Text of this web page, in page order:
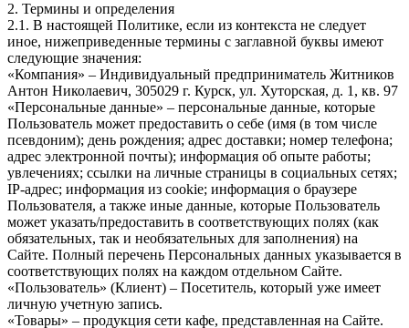
2. Термины и определения
2.1. В настоящей Политике, если из контекста не следует
иное, нижеприведенные термины с заглавной буквы имеют
следующие значения:
«Компания» – Индивидуальный предприниматель Житников
Антон Николаевич, 305029 г. Курск, ул. Хуторская, д. 1, кв. 97
«Персональные данные» – персональные данные, которые
Пользователь может предоставить о себе (имя (в том числе
псевдоним); день рождения; адрес доставки; номер телефона;
адрес электронной почты); информация об опыте работы;
увлечениях; ссылки на личные страницы в социальных сетях;
IP-адрес; информация из cookie; информация о браузере
Пользователя, а также иные данные, которые Пользователь
может указать/предоставить в соответствующих полях (как
обязательных, так и необязательных для заполнения) на
Сайте. Полный перечень Персональных данных указывается в
соответствующих полях на каждом отдельном Сайте.
«Пользователь» (Клиент) – Посетитель, который уже имеет
личную учетную запись.
«Товары» – продукция сети кафе, представленная на Сайте.